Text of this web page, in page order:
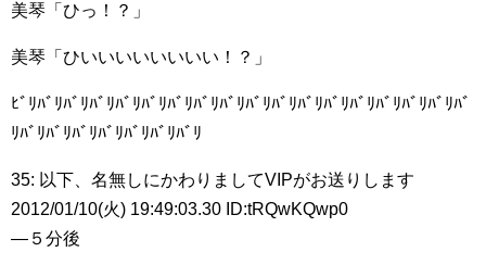
美琴「ひっ！？」
美琴「ひいいいいいいいい！？」
ﾋﾞﾘﾊﾞﾘﾊﾞﾘﾊﾞﾘﾊﾞﾘﾊﾞﾘﾊﾞﾘﾊﾞﾘﾊﾞﾘﾊﾞﾘﾊﾞﾘﾊﾞﾘﾊﾞﾘﾊﾞﾘﾊﾞﾘﾊﾞﾘﾊﾞﾘﾊﾞ
ﾘﾊﾞﾘﾊﾞﾘﾊﾞﾘﾊﾞﾘﾊﾞﾘﾊﾞﾘﾊﾞﾘ
35: 以下、名無しにかわりましてVIPがお送りします
2012/01/10(火) 19:49:03.30 ID:tRQwKQwp0
―５分後